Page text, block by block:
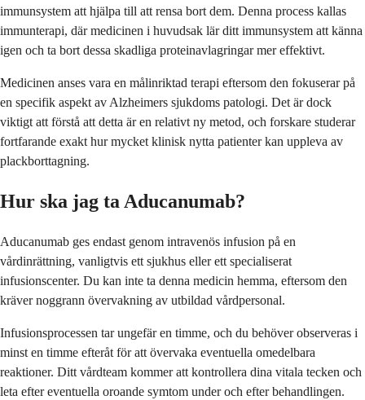
immunsystem att hjälpa till att rensa bort dem. Denna process kallas
immunterapi, där medicinen i huvudsak lär ditt immunsystem att känna
igen och ta bort dessa skadliga proteinavlagringar mer effektivt.
Medicinen anses vara en målinriktad terapi eftersom den fokuserar på
en specifik aspekt av Alzheimers sjukdoms patologi. Det är dock
viktigt att förstå att detta är en relativt ny metod, och forskare studerar
fortfarande exakt hur mycket klinisk nytta patienter kan uppleva av
plackborttagning.
Hur ska jag ta Aducanumab?
Aducanumab ges endast genom intravenös infusion på en
vårdinrättning, vanligtvis ett sjukhus eller ett specialiserat
infusionscenter. Du kan inte ta denna medicin hemma, eftersom den
kräver noggrann övervakning av utbildad vårdpersonal.
Infusionsprocessen tar ungefär en timme, och du behöver observeras i
minst en timme efteråt för att övervaka eventuella omedelbara
reaktioner. Ditt vårdteam kommer att kontrollera dina vitala tecken och
leta efter eventuella oroande symtom under och efter behandlingen.